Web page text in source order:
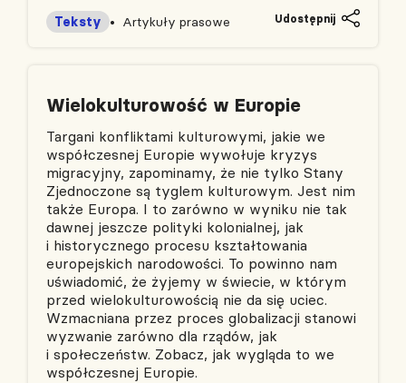
Teksty Artykuły prasowe Udostępnij
Wielokulturowość w Europie
Targani konfliktami kulturowymi, jakie we
współczesnej Europie wywołuje kryzys
migracyjny, zapominamy, że nie tylko Stany
Zjednoczone są tyglem kulturowym. Jest nim
także Europa. I to zarówno w wyniku nie tak
dawnej jeszcze polityki kolonialnej, jak
i historycznego procesu kształtowania
europejskich narodowości. To powinno nam
uświadomić, że żyjemy w świecie, w którym
przed wielokulturowością nie da się uciec.
Wzmacniana przez proces globalizacji stanowi
wyzwanie zarówno dla rządów, jak
i społeczeństw. Zobacz, jak wygląda to we
współczesnej Europie.